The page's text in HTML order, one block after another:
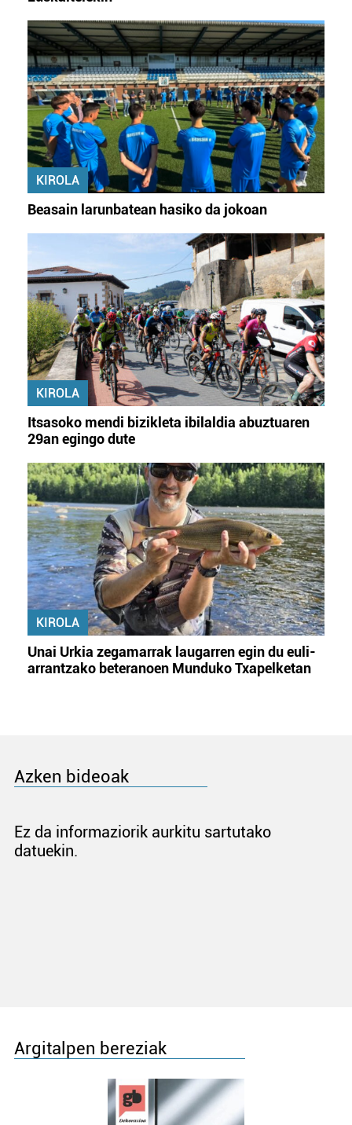
KIROLA
Beasain larunbatean hasiko da jokoan
KIROLA
Itsasoko mendi bizikleta ibilaldia abuztuaren
29an egingo dute
KIROLA
Unai Urkia zegamarrak laugarren egin du euli-
arrantzako beteranoen Munduko Txapelketan
Azken bideoak
Ez da informaziorik aurkitu sartutako
datuekin.
Argitalpen bereziak